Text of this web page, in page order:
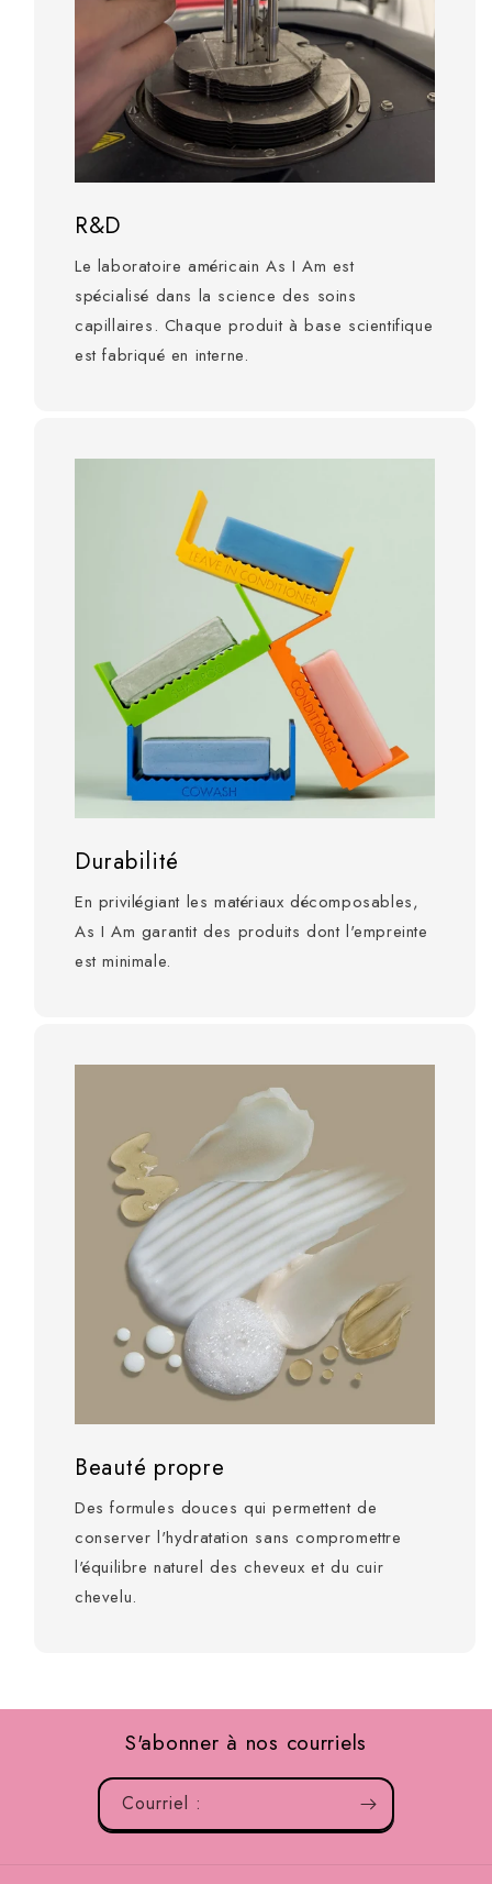
R&D
Le laboratoire américain As I Am est
spécialisé dans la science des soins
capillaires. Chaque produit à base scientifique
est fabriqué en interne.
Durabilité
En privilégiant les matériaux décomposables,
As I Am garantit des produits dont l'empreinte
est minimale.
Beauté propre
Des formules douces qui permettent de
conserver l'hydratation sans compromettre
l'équilibre naturel des cheveux et du cuir
chevelu.
S'abonner à nos courriels
Courriel :